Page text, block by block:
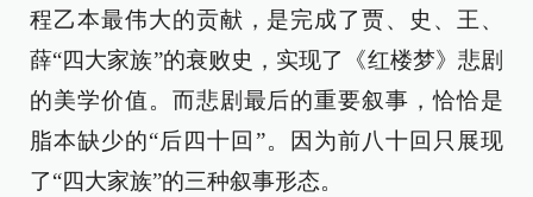
程乙本最伟大的贡献，是完成了贾、史、王、
薛“四大家族”的衰败史，实现了《红楼梦》悲剧
的美学价值。而悲剧最后的重要叙事，恰恰是
脂本缺少的“后四十回”。因为前八十回只展现
了“四大家族”的三种叙事形态。